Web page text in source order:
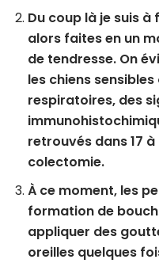
Du coup là je suis
alors faites en un
de tendresse. On
les chiens
respiratoires, des
retrouvés dans 17
colectomie.
À ce moment, les
formation de
appliquer des
oreilles quelques